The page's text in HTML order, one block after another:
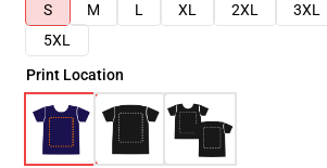
S
M L XL 2XL 3XL
5XL
Print Location